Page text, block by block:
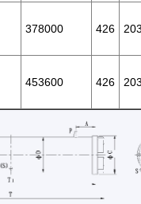
378000 426
453600 426